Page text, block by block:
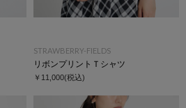
STRAWBERRY-FIELDS
リボンプリントＴシャツ
￥11,000(税込)